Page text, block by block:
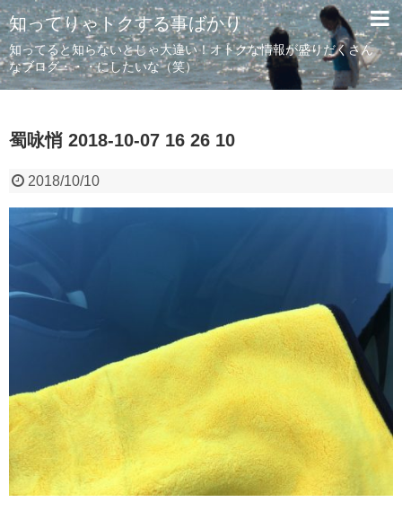
知ってりゃトクする事ばかり
知ってると知らないとじゃ大違い！オトクな情報が盛りだくさん
なブログ・・・にしたいな（笑）
蜀咏悄 2018-10-07 16 26 10
2018/10/10